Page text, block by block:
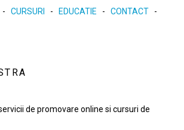
- CURSURI - EDUCATIE - CONTACT-
de promovare online si cursuri de